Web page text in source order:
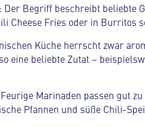
: Der Begriff beschreibt beliebte
Cheese Fries oder in
Küche herrscht zwar
eine beliebte Zutat –
Marinaden passen gut
Pfannen und süße Chili-